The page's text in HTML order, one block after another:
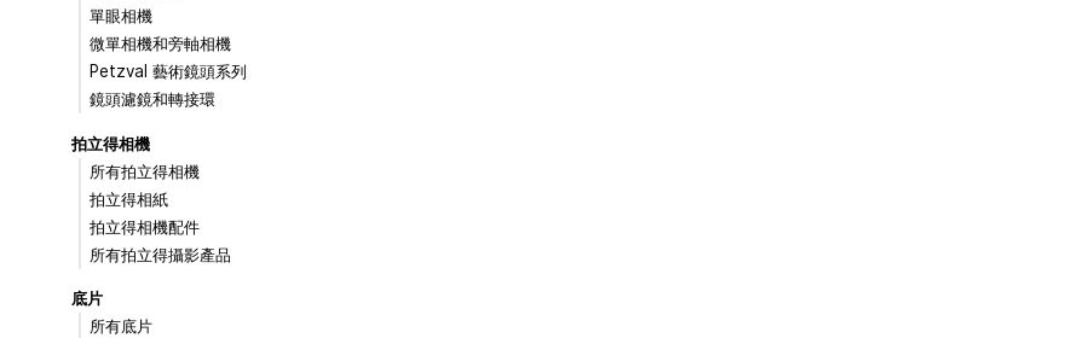
單眼相機
微單相機和旁軸相機
Petzval 藝術鏡頭系列
鏡頭濾鏡和轉接環
拍立得相機
所有拍立得相機
拍立得相紙
拍立得相機配件
所有拍立得攝影產品
底片
所有底片